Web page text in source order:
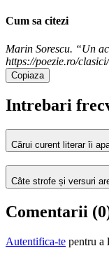
Cum sa citezi
Marin Sorescu. “Un
https://poezie.ro/
Copiaza
Intrebari
Cărui curent literar îi
Câte strofe și versuri
Comentarii (0
Autentifica-te pentru a